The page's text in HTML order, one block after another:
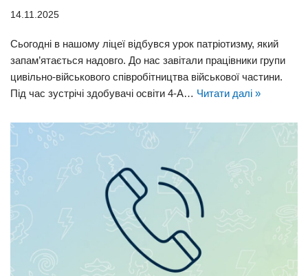
14.11.2025
Сьогодні в нашому ліцеї відбувся урок патріотизму, який
запам’ятається надовго. До нас завітали працівники групи
цивільно-військового співробітництва військової частини.
Під час зустрічі здобувачі освіти 4-А… Читати далі »